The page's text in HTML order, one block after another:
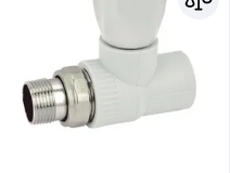
регулирующий
радиатора
На подачу
Прямой